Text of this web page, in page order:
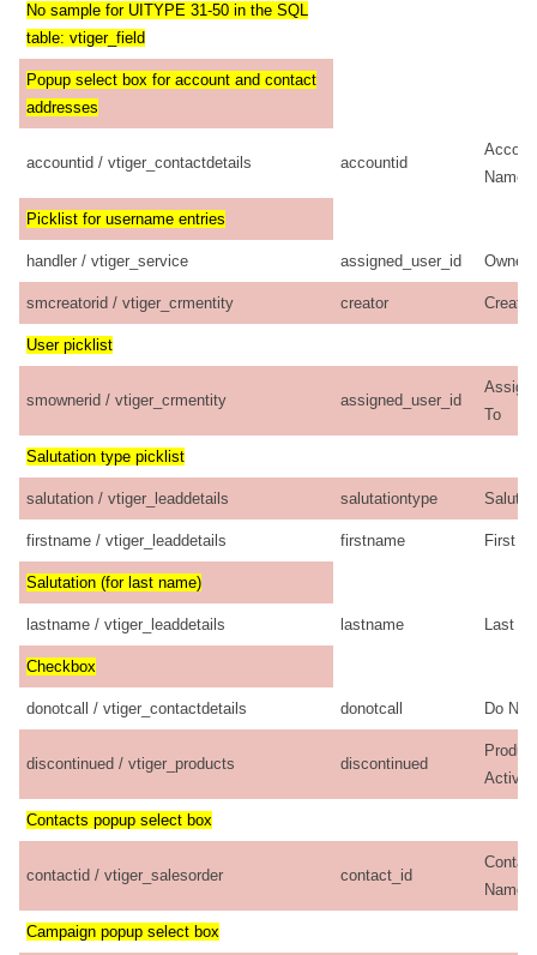
No sample for UITYPE 31-50 in the SQL
table: vtiger_field
Popup select box for account and contact
addresses
accountid / vtiger_contactdetails accountid
Name
Picklist for username entries
handler / vtiger_service assigned_user_id Owner
smcreatorid / vtiger_crmentity creator Creator
User picklist
smownerid / vtiger_crmentity assigned_user_id
To
Salutation type picklist
salutation / vtiger_leaddetails salutationtype
firstname / vtiger_leaddetails firstname First
Salutation (for last name)
lastname / vtiger_leaddetails lastname Last
Checkbox
donotcall / vtiger_contactdetails donotcall Do Not
discontinued / vtiger_products discontinued
Product
Active
Contacts popup select box
contactid / vtiger_salesorder contact_id
Contact
Name
Campaign popup select box